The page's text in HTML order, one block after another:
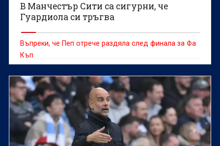
В Манчестър Сити са сигурни, че
Гуардиола си тръгва
Въпреки, че Пеп отрече раздяла след финала за Фа
Къп